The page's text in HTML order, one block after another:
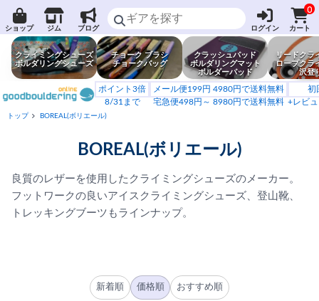
ショップ ジム ブログ ログイン
0
カート
クライミングシューズ
ボルダリングシューズ
チョーク ブラシ
チョークバッグ
クラッシュパッド
ボルダリングマット
ボルダーパッド
リードクラ
ロープクラ
沢登
ポイント3倍
8/31まで
メール便199円 4980円で送料無料
宅急便498円～ 8980円で送料無料
初
+レビ
トップ BOREAL(ボリエール)
BOREAL(ボリエール)
良質のレザーを使用したクライミングシューズのメーカー。
フットワークの良いアイスクライミングシューズ、登山靴、
トレッキングブーツもラインナップ。
新着順 価格順 おすすめ順